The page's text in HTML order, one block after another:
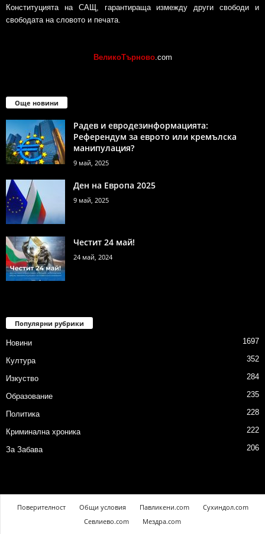
Конституцията на САЩ, гарантираща измежду други свободи и
свободата на словото и печата.
ВеликоТърново.com
Още новини
Радев и евродезинформацията:
Референдум за еврото или кремълска
манипулация?
9 май, 2025
Ден на Европа 2025
9 май, 2025
Честит 24 май!
24 май, 2024
Популярни рубрики
Новини 1697
Култура 352
Изкуство 284
Образование 235
Политика 228
Криминална хроника 222
За Забава 206
Поверителност Общи условия Павликени.com
Сухиндол.com
Севлиево.com
Мездра.com